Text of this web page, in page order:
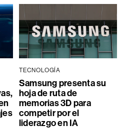
TECNOLOGÍA
Samsung presenta su
hoja de ruta de
memorias 3D para
competir por el
liderazgo en IA